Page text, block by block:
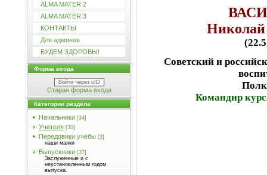
ALMA MATER 2
ALMA MATER 3
КОНТАКТЫ
Для админов
БУДЕМ ЗДОРОВЫ!
Форма входа
Войти через uID
Старая форма входа
Категории раздела
Начальники [34]
Учителя [30]
Передовики учебы [3]
наши маяки
Выпускники [37]
Заслуженные и с
неустановленным годом
выпуска.
Советский и
Командир